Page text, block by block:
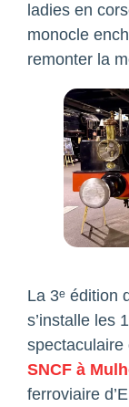
ladies en
monocle
remonter la
La 3ᵉ édition
s’installe les
spectaculaire
SNCF à
ferroviaire